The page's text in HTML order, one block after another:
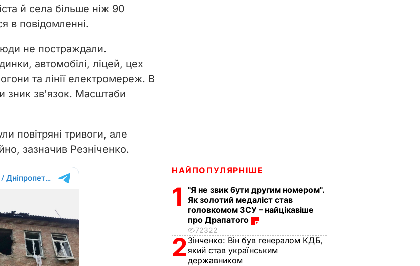
й села більше ніж 90
в повідомленні.
не постраждали.
автомобілі, ліцей, цех
та лінії електромереж. В
зник зв'язок. Масштаби
повітряні тривоги, але
зазначив Резніченко.
НАЙПОПУЛЯРНІШЕ
1
"Я не звик бути другим номером".
Як золотий медаліст став
головкомом ЗСУ – найцікавіше
про Драпатого
72322
2 Зінченко: Він був генералом КДБ,
який став українським
державником